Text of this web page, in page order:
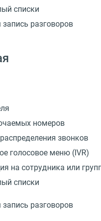
списки
разговоров
номеров
звонков
голосовое меню (IVR)
на сотрудника или
списки
разговоров